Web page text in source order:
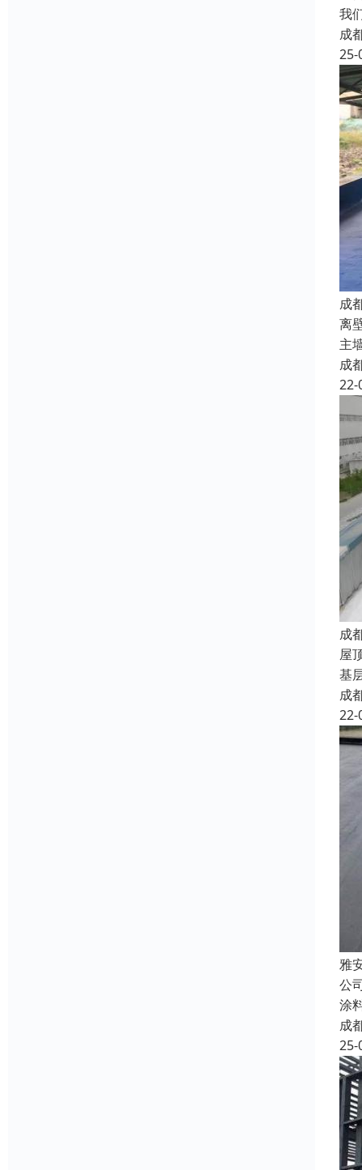
我
成
25-
成
离
主
成
22-
成
屋
基
成
22-
雅
公
涂
成
25-